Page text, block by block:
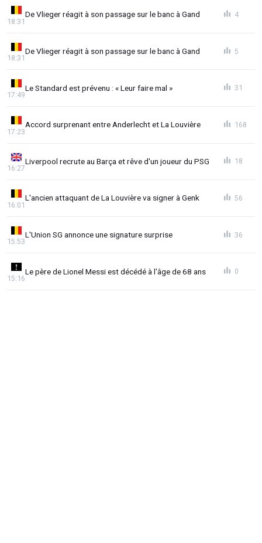
De Vlieger réagit à son passage sur le banc à Gand
18:31
4
De Vlieger réagit à son passage sur le banc à Gand
18:31
5
Le Standard est prévenu : « Leur faire mal »
17:49
31
Accord surprenant entre Anderlecht et La Louvière
17:23
168
Liverpool recrute au Barça et rêve d'un joueur du PSG
16:27
18
L'ancien attaquant de La Louvière va signer à Genk
16:01
56
L'Union SG annonce une signature surprise
15:53
36
Le père de Lionel Messi est décédé à l'âge de 68 ans
15:16
0